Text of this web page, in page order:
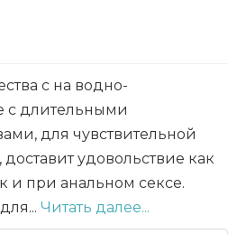
с на водно-
с длительными
для чувствительной
удовольствие как
и при анальном сексе.
Читать далее...